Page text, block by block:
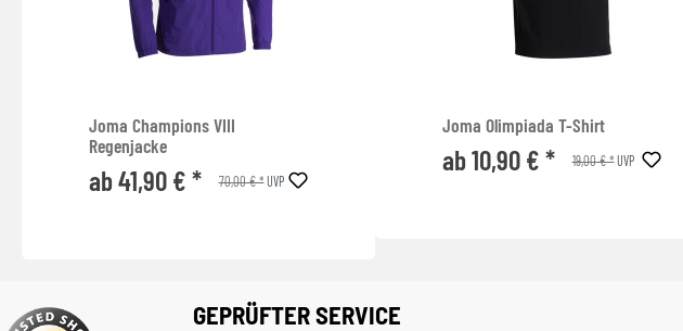
Joma Champions VIII
Regenjacke
ab 41,90 € * 70,00 € *UVP
Joma Olimpiada T-Shirt
ab 10,90 € * 19,00 € *UVP
GEPRÜFTER SERVICE